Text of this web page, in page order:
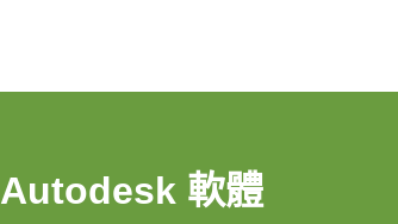
Autodesk 軟體